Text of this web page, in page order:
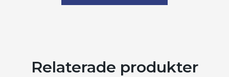
Relaterade produkter